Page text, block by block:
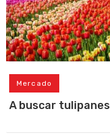
Mercado
A buscar tulipanes